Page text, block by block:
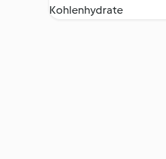
Kohlenhydrate